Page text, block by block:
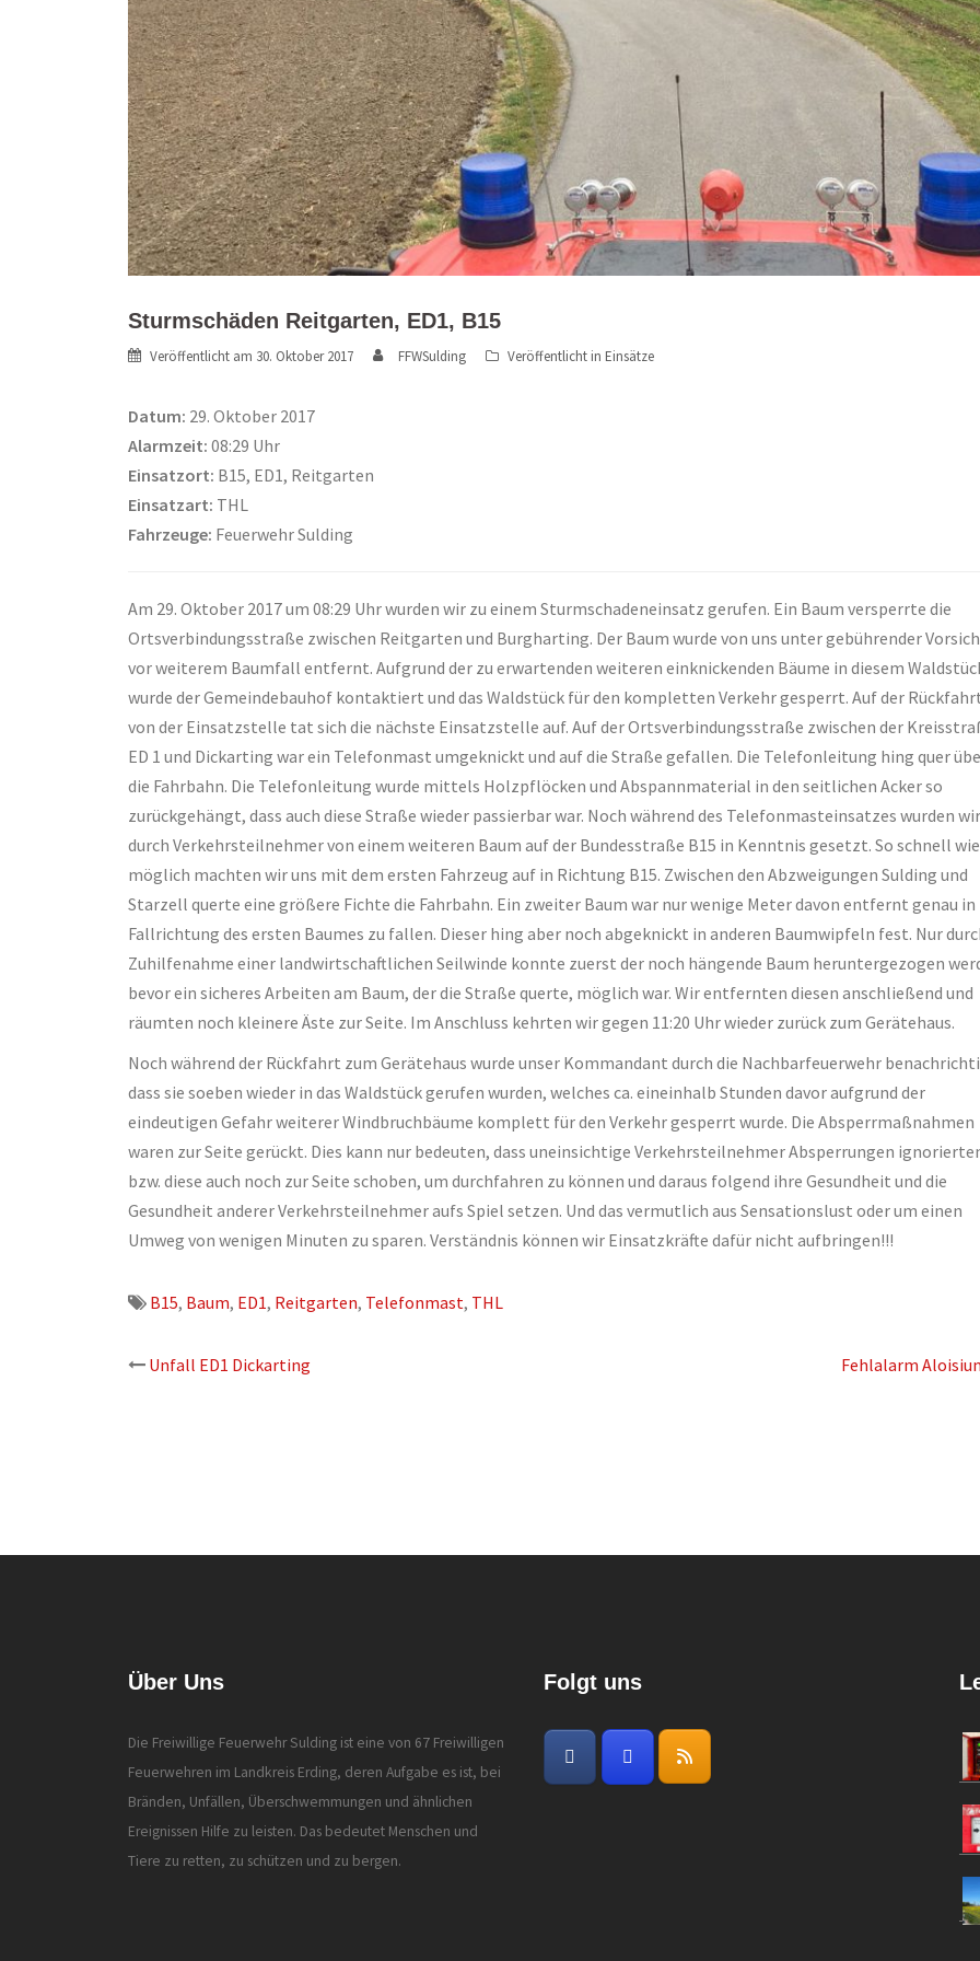
Sturmschäden Reitgarten, ED1, B15
Veröffentlicht am 30. Oktober 2017 FFWSulding Veröffentlicht in Einsätze
Datum: 29. Oktober 2017
Alarmzeit: 08:29 Uhr
Einsatzort: B15, ED1, Reitgarten
Einsatzart: THL
Fahrzeuge: Feuerwehr Sulding
Am 29. Oktober 2017 um 08:29 Uhr wurden wir zu einem Sturmschadeneinsatz gerufen. Ein Baum versperrte die
Ortsverbindungsstraße zwischen Reitgarten und Burgharting. Der Baum wurde von uns unter gebührender
vor weiterem Baumfall entfernt. Aufgrund der zu erwartenden weiteren einknickenden Bäume in diesem
wurde der Gemeindebauhof kontaktiert und das Waldstück für den kompletten Verkehr gesperrt. Auf der
von der Einsatzstelle tat sich die nächste Einsatzstelle auf. Auf der Ortsverbindungsstraße zwischen der
ED 1 und Dickarting war ein Telefonmast umgeknickt und auf die Straße gefallen. Die Telefonleitung hing quer
die Fahrbahn. Die Telefonleitung wurde mittels Holzpflöcken und Abspannmaterial in den seitlichen Acker so
zurückgehängt, dass auch diese Straße wieder passierbar war. Noch während des Telefonmasteinsatzes wurden wir
durch Verkehrsteilnehmer von einem weiteren Baum auf der Bundesstraße B15 in Kenntnis gesetzt. So schnell wie
möglich machten wir uns mit dem ersten Fahrzeug auf in Richtung B15. Zwischen den Abzweigungen Sulding und
Starzell querte eine größere Fichte die Fahrbahn. Ein zweiter Baum war nur wenige Meter davon entfernt genau in
Fallrichtung des ersten Baumes zu fallen. Dieser hing aber noch abgeknickt in anderen Baumwipfeln fest. Nur
Zuhilfenahme einer landwirtschaftlichen Seilwinde konnte zuerst der noch hängende Baum heruntergezogen
bevor ein sicheres Arbeiten am Baum, der die Straße querte, möglich war. Wir entfernten diesen anschließend und
räumten noch kleinere Äste zur Seite. Im Anschluss kehrten wir gegen 11:20 Uhr wieder zurück zum Gerätehaus.
Noch während der Rückfahrt zum Gerätehaus wurde unser Kommandant durch die Nachbarfeuerwehr
dass sie soeben wieder in das Waldstück gerufen wurden, welches ca. eineinhalb Stunden davor aufgrund der
eindeutigen Gefahr weiterer Windbruchbäume komplett für den Verkehr gesperrt wurde. Die Absperrmaßnahmen
waren zur Seite gerückt. Dies kann nur bedeuten, dass uneinsichtige Verkehrsteilnehmer Absperrungen
bzw. diese auch noch zur Seite schoben, um durchfahren zu können und daraus folgend ihre Gesundheit und die
Gesundheit anderer Verkehrsteilnehmer aufs Spiel setzen. Und das vermutlich aus Sensationslust oder um einen
Umweg von wenigen Minuten zu sparen. Verständnis können wir Einsatzkräfte dafür nicht aufbringen!!!
B15, Baum, ED1, Reitgarten, Telefonmast, THL
Beitrags-
Unfall ED1 Dickarting Fehlalarm
Über Uns
Die Freiwillige Feuerwehr Sulding ist eine von 67 Freiwilligen
Feuerwehren im Landkreis Erding, deren Aufgabe es ist, bei
Bränden, Unfällen, Überschwemmungen und ähnlichen
Ereignissen Hilfe zu leisten. Das bedeutet Menschen und
Tiere zu retten, zu schützen und zu bergen.
Folgt uns